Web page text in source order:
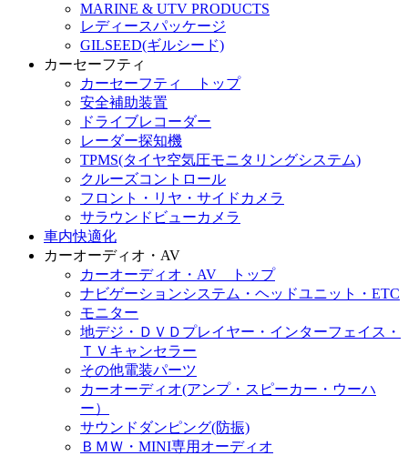
MARINE & UTV PRODUCTS
レディースパッケージ
GILSEED(ギルシード)
カーセーフティ
カーセーフティ トップ
安全補助装置
ドライブレコーダー
レーダー探知機
TPMS(タイヤ空気圧モニタリングシステム)
クルーズコントロール
フロント・リヤ・サイドカメラ
サラウンドビューカメラ
車内快適化
カーオーディオ・AV
カーオーディオ・AV トップ
ナビゲーションシステム・ヘッドユニット・ETC
モニター
地デジ・ＤＶＤプレイヤー・インターフェイス・
ＴＶキャンセラー
その他電装パーツ
カーオーディオ(アンプ・スピーカー・ウーハ
ー）
サウンドダンピング(防振)
ＢＭＷ・MINI専用オーディオ